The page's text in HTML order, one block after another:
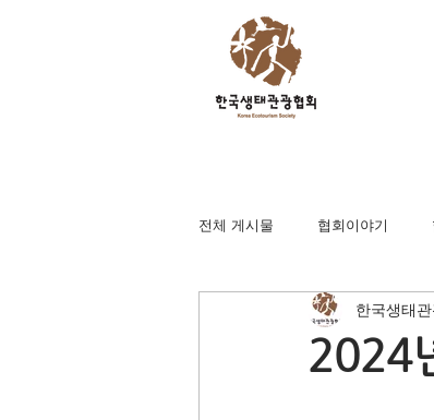
전체 게시물 협회이야기
영주댐바로알기 생태문
2024
한국생태